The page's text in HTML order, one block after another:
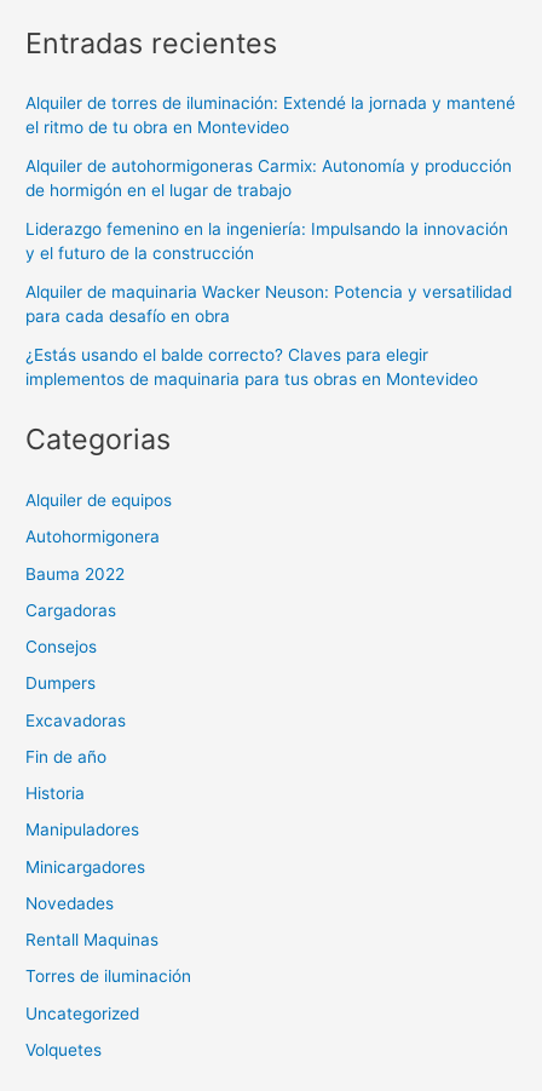
Entradas recientes
Alquiler de torres de iluminación: Extendé la jornada y mantené
el ritmo de tu obra en Montevideo
Alquiler de autohormigoneras Carmix: Autonomía y producción
de hormigón en el lugar de trabajo
Liderazgo femenino en la ingeniería: Impulsando la innovación
y el futuro de la construcción
Alquiler de maquinaria Wacker Neuson: Potencia y versatilidad
para cada desafío en obra
¿Estás usando el balde correcto? Claves para elegir
implementos de maquinaria para tus obras en Montevideo
Categorias
Alquiler de equipos
Autohormigonera
Bauma 2022
Cargadoras
Consejos
Dumpers
Excavadoras
Fin de año
Historia
Manipuladores
Minicargadores
Novedades
Rentall Maquinas
Torres de iluminación
Uncategorized
Volquetes